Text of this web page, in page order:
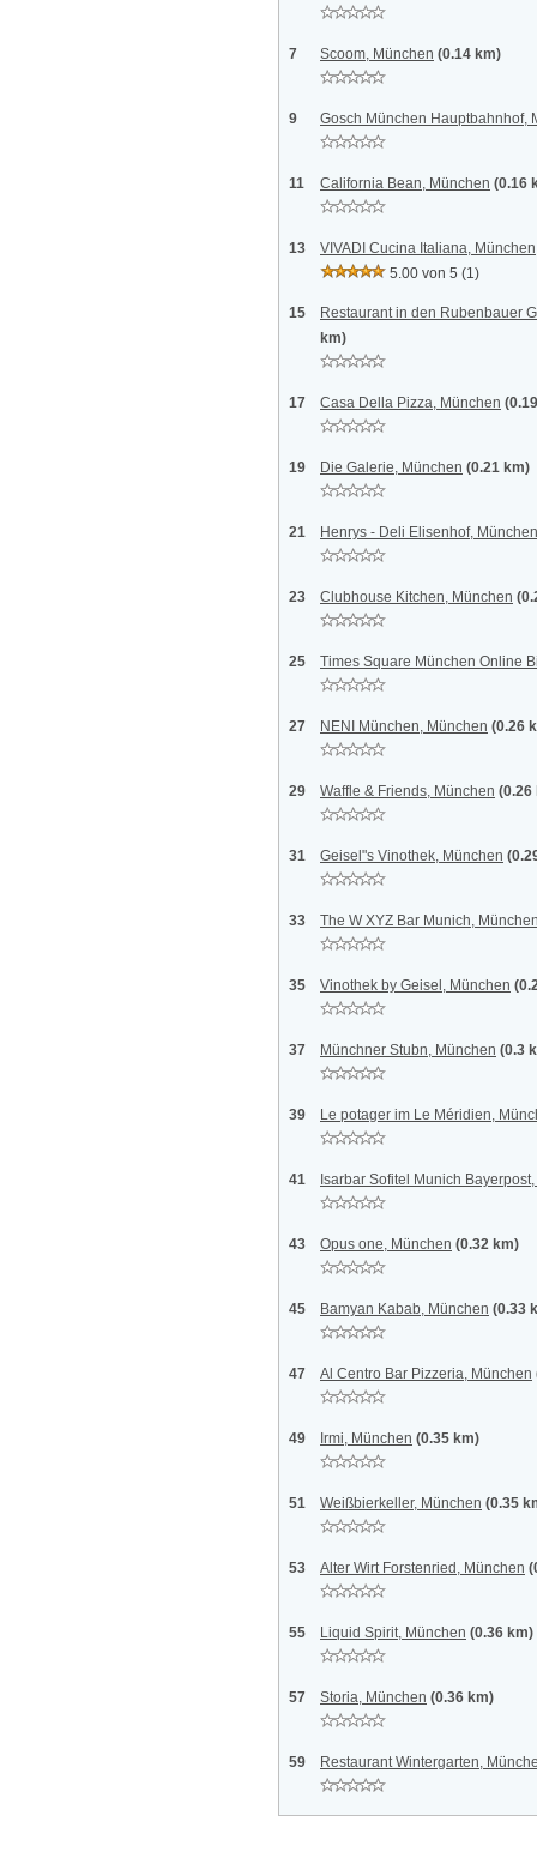
7 Scoom, München (0.14 km)
9 Gosch München Hauptbahnhof,
11 California Bean, München (0.16
13
VIVADI Cucina Italiana, München
5.00 von 5 (1)
15
Restaurant in den Rubenbauer
km)
17 Casa Della Pizza, München
19 Die Galerie, München (0.21 km)
21 Henrys - Deli Elisenhof, München
23 Clubhouse Kitchen, München
25 Times Square München Online
27 NENI München, München (0.26
29 Waffle & Friends, München (0.26
31 Geisel"s Vinothek, München
33 The W XYZ Bar Munich,
35 Vinothek by Geisel, München
37 Münchner Stubn, München (0.3
39 Le potager im Le Méridien,
41 Isarbar Sofitel Munich
43 Opus one, München (0.32 km)
45 Bamyan Kabab, München (0.33
47 Al Centro Bar Pizzeria, München
49 Irmi, München (0.35 km)
51 Weißbierkeller, München (0.35
53 Alter Wirt Forstenried, München
55 Liquid Spirit, München (0.36 km)
57 Storia, München (0.36 km)
59 Restaurant Wintergarten,